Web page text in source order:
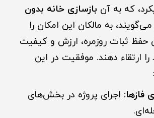
که به آن بازسازی خانه بدون
می‌گویند، به مالکان این امکان را
ثبات روزمره، ارزش و کیفیت
ارتقاء دهند. موفقیت در این
فازها: اجرای پروژه در بخش‌های